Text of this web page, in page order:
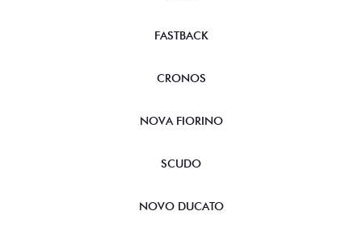
FASTBACK
CRONOS
NOVA FIORINO
SCUDO
NOVO DUCATO